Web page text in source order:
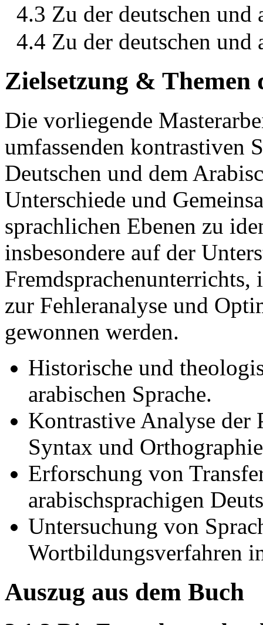
4.3 Zu der deutschen und
4.4 Zu der deutschen und
Zielsetzung & Themen
Die vorliegende
umfassenden kontrastiven
Deutschen und dem
Unterschiede und
sprachlichen Ebenen zu
insbesondere auf der
zur Fehleranalyse und
gewonnen werden.
Historische und
arabischen Sprache.
Kontrastive Analyse
Syntax und
Erforschung von
arabischsprachigen
Untersuchung von
Wortbildungsverfahren
Auszug aus dem Buch